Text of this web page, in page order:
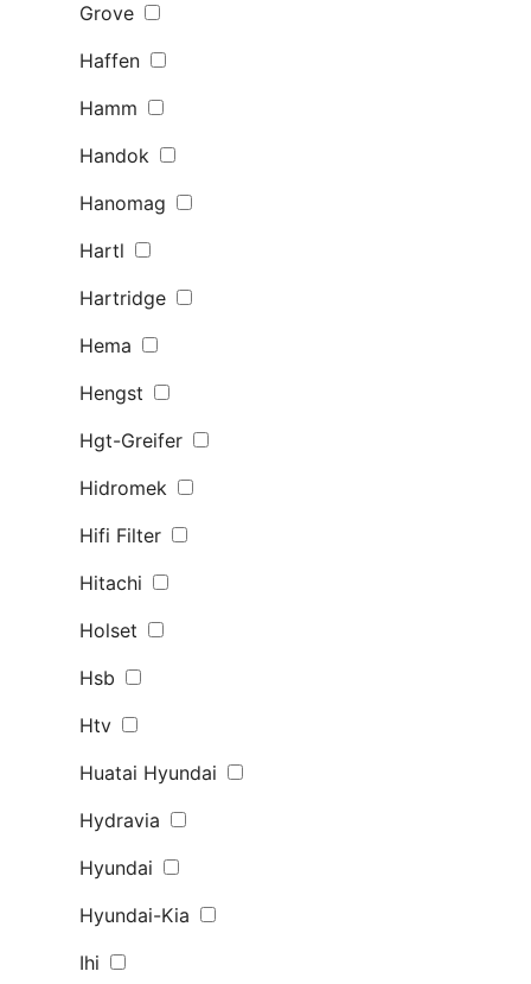
Grove
Haffen
Hamm
Handok
Hanomag
Hartl
Hartridge
Hema
Hengst
Hgt-Greifer
Hidromek
Hifi Filter
Hitachi
Holset
Hsb
Htv
Huatai Hyundai
Hydravia
Hyundai
Hyundai-Kia
Ihi